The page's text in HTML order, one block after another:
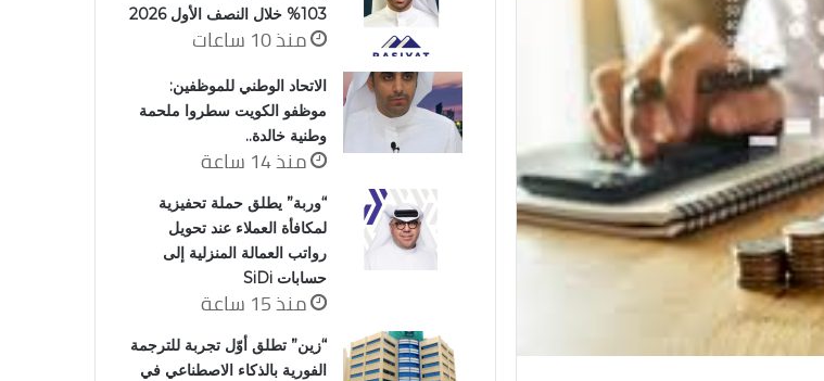
103% خلال النصف الأول 2026
منذ 10 ساعات
الاتحاد الوطني للموظفين:
موظفو الكويت سطروا ملحمة
وطنية خالدة..
منذ 14 ساعة
“وربة” يطلق حملة تحفيزية
لمكافأة العملاء عند تحويل
رواتب العمالة المنزلية إلى
حسابات SiDi
منذ 15 ساعة
“زين” تطلق أوّل تجربة للترجمة
الفورية بالذكاء الاصطناعي في